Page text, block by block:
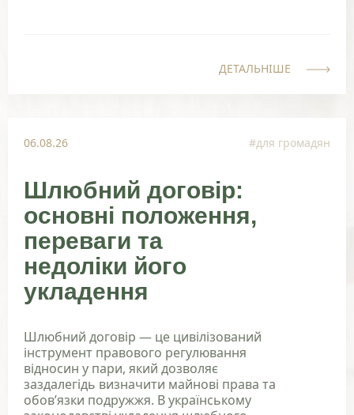
ДЕТАЛЬНІШЕ
06.08.26 #для громадян
Шлюбний договір:
основні положення,
переваги та
недоліки його
укладення
Шлюбний договір — це цивілізований
інструмент правового регулювання
відносин у пари, який дозволяє
заздалегідь визначити майнові права та
обов’язки подружжя. В українському